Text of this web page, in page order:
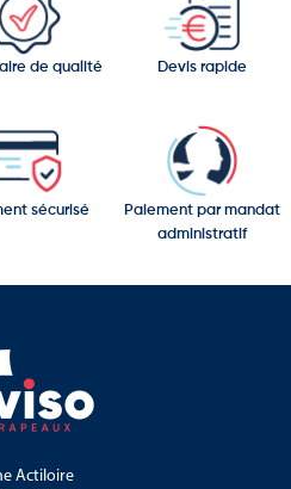
au patrimoine mondial de
Lucie constitue l’un de ses
de qualité Devis rapide
sécurisé
Paiement par mandat
administratif
Actiloire